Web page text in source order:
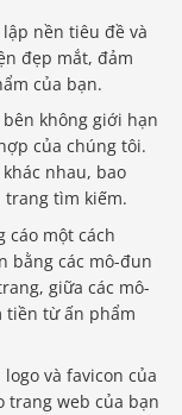
nền tiêu đề và
đẹp mắt, đảm
của bạn.
không giới hạn
của chúng tôi.
nhau, bao
trang tìm kiếm.
cáo một cách
bằng các mô-đun
giữa các mô-
tiền từ ấn phẩm
và favicon của
trang web của bạn